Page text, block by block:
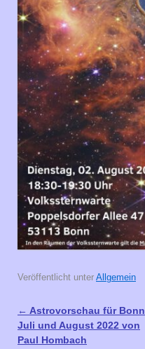
Veröffentlicht unter Allgemein
Artikelnavigation
← Astrovorschau für Bonn
Juli und August 2022 von
Paul Hombach